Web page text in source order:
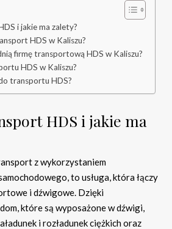
i jakie ma zalety?
HDS w Kaliszu?
firmę transportową HDS w Kaliszu?
HDS w Kaliszu?
transportu HDS?
HDS i jakie ma
z wykorzystaniem
to usługa, która łączy
i dźwigowe. Dzięki
które są wyposażone w dźwigi,
i rozładunek ciężkich oraz